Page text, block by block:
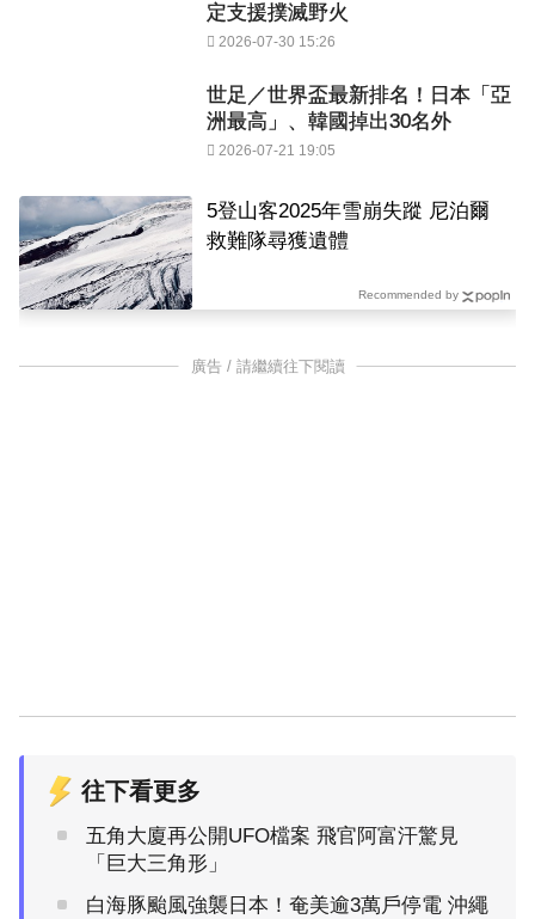
定支援撲滅野火
2026-07-30 15:26
世足／世界盃最新排名！日本「亞
洲最高」、韓國掉出30名外
2026-07-21 19:05
5登山客2025年雪崩失蹤 尼泊爾
救難隊尋獲遺體
Recommended by
廣告 / 請繼續往下閱讀
往下看更多
五角大廈再公開UFO檔案 飛官阿富汗驚見
「巨大三角形」
白海豚颱風強襲日本！奄美逾3萬戶停電 沖繩